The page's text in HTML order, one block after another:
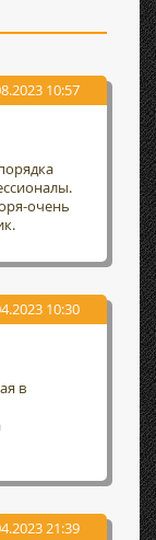
10:57
очень
10:30
в
21:39